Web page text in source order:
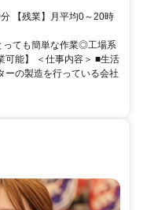
【残業】月平均0～20時
っても簡単な作業◎工場系
可能】 ＜仕事内容＞ ■生活
ーの製造を行っている会社